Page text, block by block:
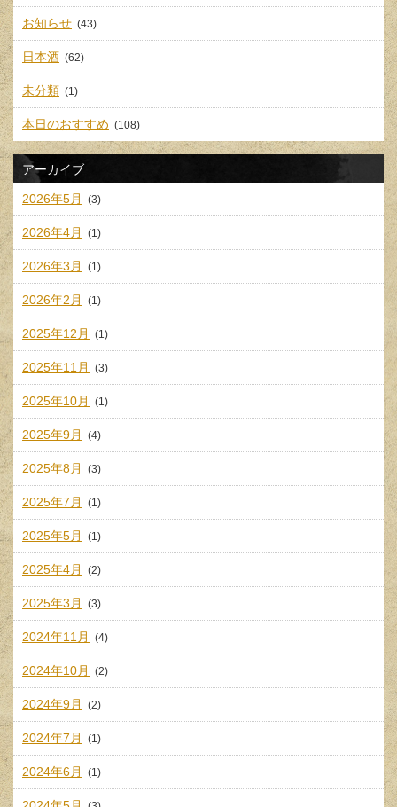
お知らせ (43)
日本酒 (62)
未分類 (1)
本日のおすすめ (108)
アーカイブ
2026年5月 (3)
2026年4月 (1)
2026年3月 (1)
2026年2月 (1)
2025年12月 (1)
2025年11月 (3)
2025年10月 (1)
2025年9月 (4)
2025年8月 (3)
2025年7月 (1)
2025年5月 (1)
2025年4月 (2)
2025年3月 (3)
2024年11月 (4)
2024年10月 (2)
2024年9月 (2)
2024年7月 (1)
2024年6月 (1)